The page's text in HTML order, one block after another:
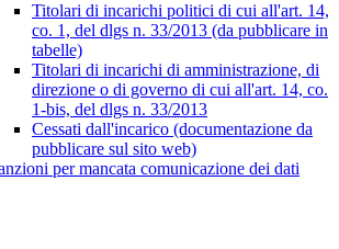
Titolari di incarichi politici di cui all'art. 14,
co. 1, del dlgs n. 33/2013 (da pubblicare in
tabelle)
Titolari di incarichi di amministrazione, di
direzione o di governo di cui all'art. 14, co.
1-bis, del dlgs n. 33/2013
Cessati dall'incarico (documentazione da
pubblicare sul sito web)
per mancata comunicazione dei dati